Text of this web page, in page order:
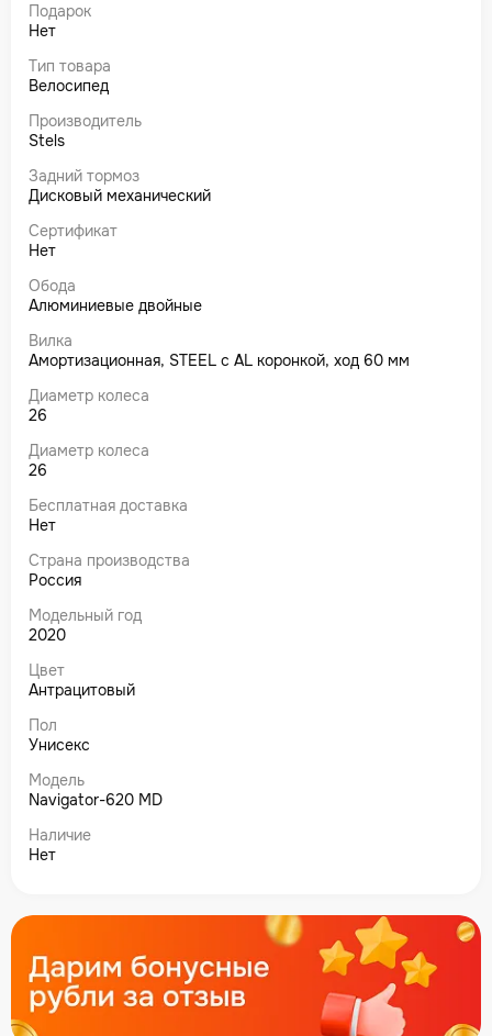
Подарок
Нет
Тип товара
Велосипед
Производитель
Stels
Задний тормоз
Дисковый механический
Сертификат
Нет
Обода
Алюминиевые двойные
Вилка
Амортизационная, STEEL с AL коронкой, ход 60 мм
Диаметр колеса
26
Диаметр колеса
26
Бесплатная доставка
Нет
Страна производства
Россия
Модельный год
2020
Цвет
Антрацитовый
Пол
Унисекс
Модель
Navigator-620 MD
Наличие
Нет